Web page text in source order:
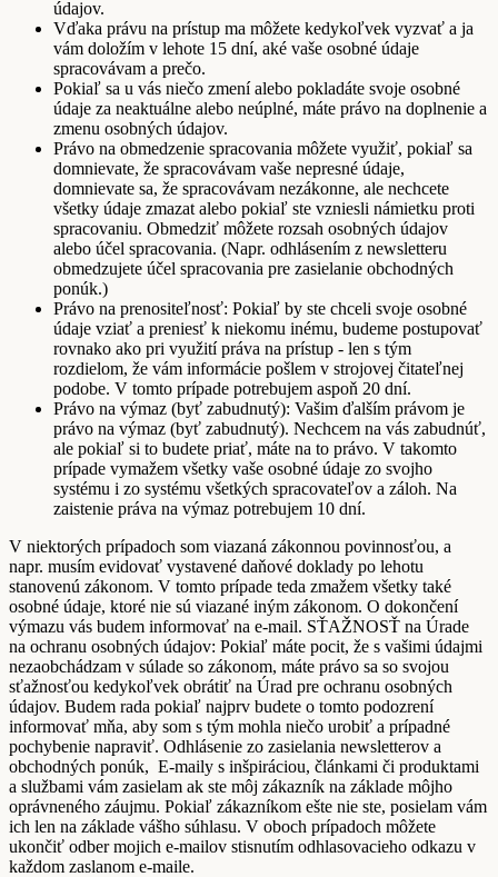
údajov.
Vďaka právu na prístup ma môžete kedykoľvek vyzvať a ja
vám doložím v lehote 15 dní, aké vaše osobné údaje
spracovávam a prečo.
Pokiaľ sa u vás niečo zmení alebo pokladáte svoje osobné
údaje za neaktuálne alebo neúplné, máte právo na doplnenie a
zmenu osobných údajov.
Právo na obmedzenie spracovania môžete využiť, pokiaľ sa
domnievate, že spracovávam vaše nepresné údaje,
domnievate sa, že spracovávam nezákonne, ale nechcete
všetky údaje zmazat alebo pokiaľ ste vzniesli námietku proti
spracovaniu. Obmedziť môžete rozsah osobných údajov
alebo účel spracovania. (Napr. odhlásením z newsletteru
obmedzujete účel spracovania pre zasielanie obchodných
ponúk.)
Právo na prenositeľnosť: Pokiaľ by ste chceli svoje osobné
údaje vziať a preniesť k niekomu inému, budeme postupovať
rovnako ako pri využití práva na prístup - len s tým
rozdielom, že vám informácie pošlem v strojovej čitateľnej
podobe. V tomto prípade potrebujem aspoň 20 dní.
Právo na výmaz (byť zabudnutý): Vašim ďalším právom je
právo na výmaz (byť zabudnutý). Nechcem na vás zabudnúť,
ale pokiaľ si to budete priať, máte na to právo. V takomto
prípade vymažem všetky vaše osobné údaje zo svojho
systému i zo systému všetkých spracovateľov a záloh. Na
zaistenie práva na výmaz potrebujem 10 dní.
V niektorých prípadoch som viazaná zákonnou povinnosťou, a
napr. musím evidovať vystavené daňové doklady po lehotu
stanovenú zákonom. V tomto prípade teda zmažem všetky také
osobné údaje, ktoré nie sú viazané iným zákonom. O dokončení
výmazu vás budem informovať na e-mail. SŤAŽNOSŤ na Úrade
na ochranu osobných údajov: Pokiaľ máte pocit, že s vašimi údajmi
nezaobchádzam v súlade so zákonom, máte právo sa so svojou
sťažnosťou kedykoľvek obrátiť na Úrad pre ochranu osobných
údajov. Budem rada pokiaľ najprv budete o tomto podozrení
informovať mňa, aby som s tým mohla niečo urobiť a prípadné
pochybenie napraviť. Odhlásenie zo zasielania newsletterov a
obchodných ponúk, E-maily s inšpiráciou, článkami či produktami
a službami vám zasielam ak ste môj zákazník na základe môjho
oprávneného záujmu. Pokiaľ zákazníkom ešte nie ste, posielam vám
ich len na základe vášho súhlasu. V oboch prípadoch môžete
ukončiť odber mojich e-mailov stisnutím odhlasovacieho odkazu v
každom zaslanom e-maile.